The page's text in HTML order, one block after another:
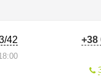
42 +38